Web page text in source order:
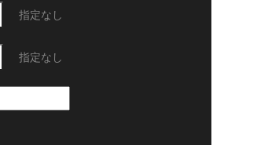
指定なし
指定なし